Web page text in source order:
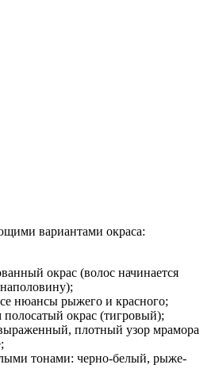
вариантами окраса:
окрас (волос начинается
нюансы рыжего и красного;
полосатый окрас (тигровый);
плотный узор мрамора
тонами: черно-белый, рыже-